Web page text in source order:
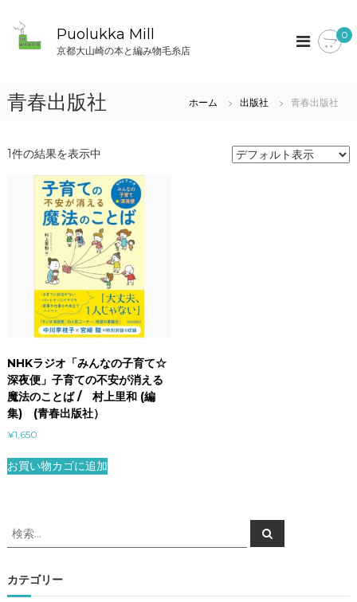
へ
プ
Puolukka Mill
京都大山崎の本と編み物毛糸店
0
青春出版社 ホーム 出版社 青春出版社
1件の結果を表示中
NHKラジオ「みんなの子育て☆
深夜便」子育ての不安が消える
魔法のことば / 村上里和 (編
集) (青春出版社）
¥1,650
お買い物カゴに追加
検
索
象
:
検
索
カテゴリー